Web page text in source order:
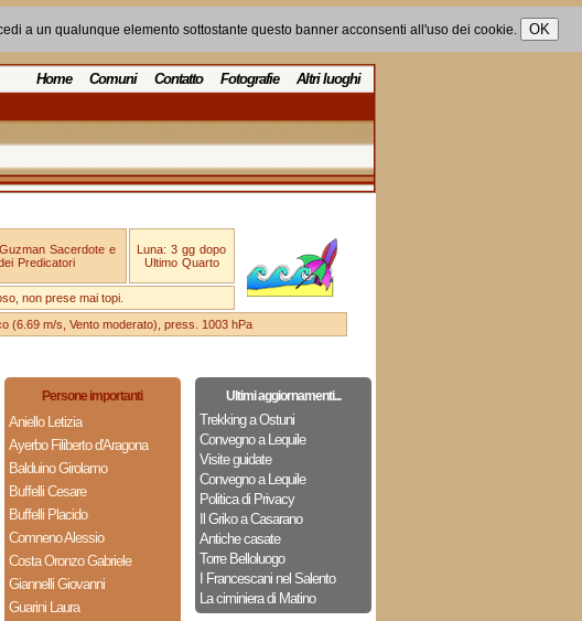
a un qualunque elemento sottostante questo banner acconsenti all'uso dei cookie.
Home Comuni Contatto Fotografie Altri luoghi
Sacerdote e
Predicatori
Luna: 3 gg dopo
Ultimo Quarto
non prese mai topi.
(6.69 m/s, Vento moderato), press. 1003 hPa
Persone importanti
Aniello Letizia
Ayerbo Filiberto d'Aragona
Balduino Girolamo
Buffelli Cesare
Buffelli Placido
Comneno Alessio
Costa Oronzo Gabriele
Giannelli Giovanni
Guarini Laura
Ultimi aggiornamenti...
Trekking a Ostuni
Convegno a Lequile
Visite guidate
Convegno a Lequile
Politica di Privacy
Il Griko a Casarano
Antiche casate
Torre Belloluogo
I Francescani nel Salento
La ciminiera di Matino